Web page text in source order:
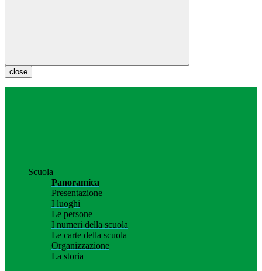
close
Scuola
Panoramica
Presentazione
I luoghi
Le persone
I numeri della scuola
Le carte della scuola
Organizzazione
La storia